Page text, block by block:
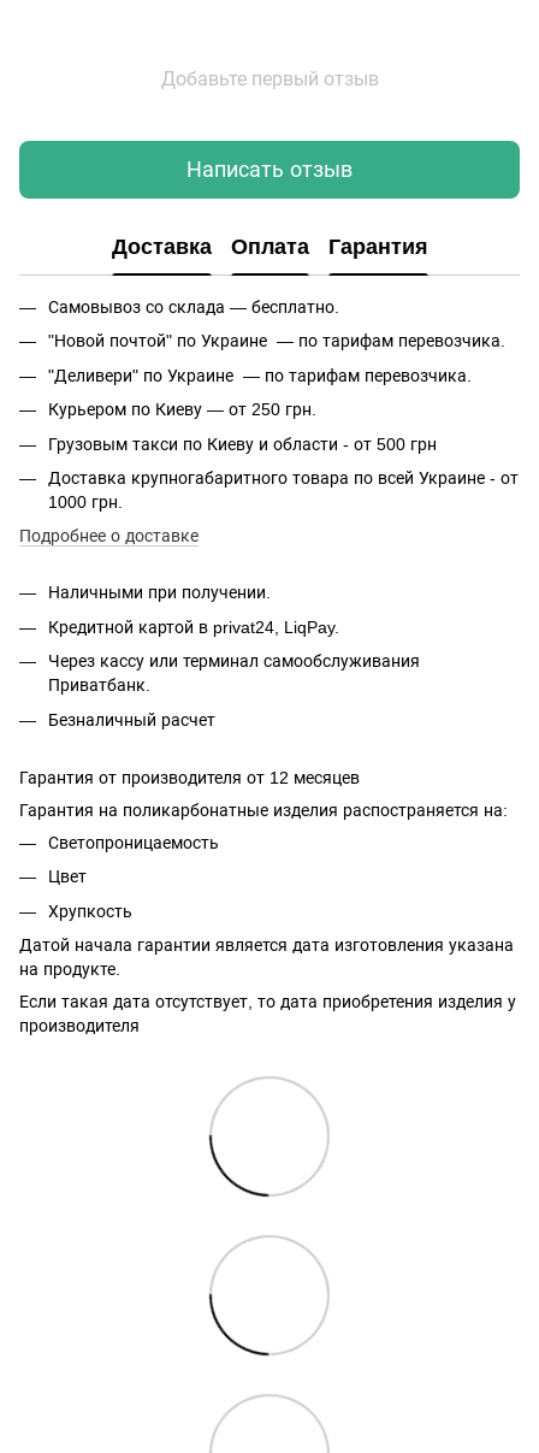
Добавьте первый отзыв
Написать отзыв
Доставка Оплата Гарантия
Самовывоз со склада — бесплатно.
"Новой почтой" по Украине — по тарифам перевозчика.
"Деливери" по Украине — по тарифам перевозчика.
Курьером по Киеву — от 250 грн.
Грузовым такси по Киеву и области - от 500 грн
Доставка крупногабаритного товара по всей Украине - от
1000 грн.
Подробнее о доставке
Наличными при получении.
Кредитной картой в privat24, LiqPay.
Через кассу или терминал самообслуживания
Приватбанк.
Безналичный расчет
Гарантия от производителя от 12 месяцев
Гарантия на поликарбонатные изделия распостраняется на:
Светопроницаемость
Цвет
Хрупкость
Датой начала гарантии является дата изготовления указана
на продукте.
Если такая дата отсутствует, то дата приобретения изделия у
производителя